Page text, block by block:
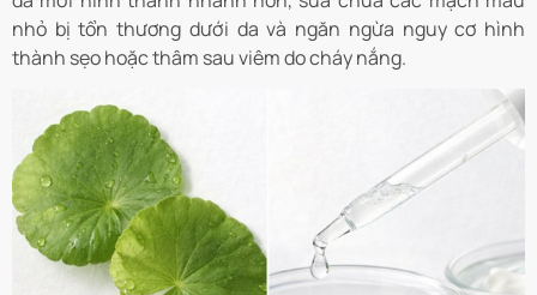
nhỏ bị tổn thương dưới da và ngăn ngừa nguy cơ hình
thành sẹo hoặc thâm sau viêm do cháy nắng.